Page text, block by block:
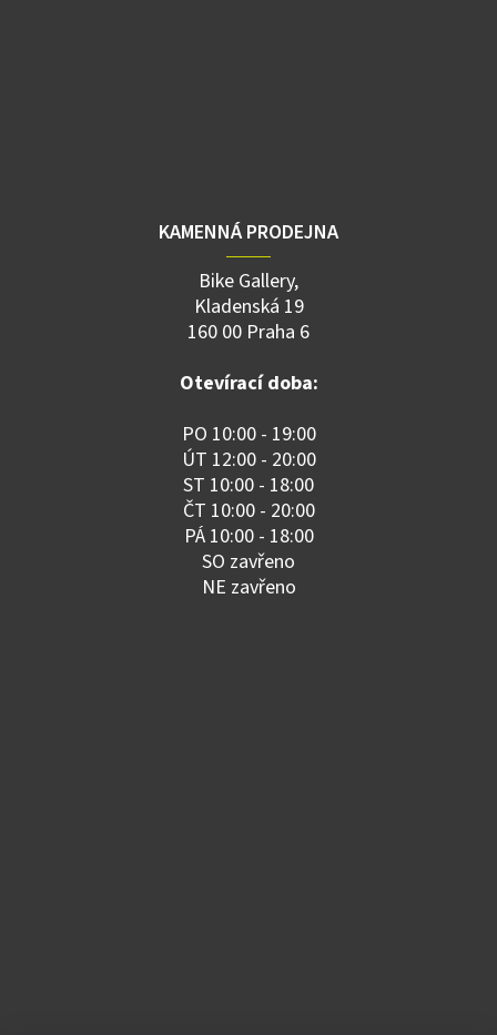
KAMENNÁ PRODEJNA
Bike Gallery,
Kladenská 19
160 00 Praha 6
Otevírací doba:
PO 10:00 - 19:00
ÚT 12:00 - 20:00
ST 10:00 - 18:00
ČT 10:00 - 20:00
PÁ 10:00 - 18:00
SO zavřeno
NE zavřeno